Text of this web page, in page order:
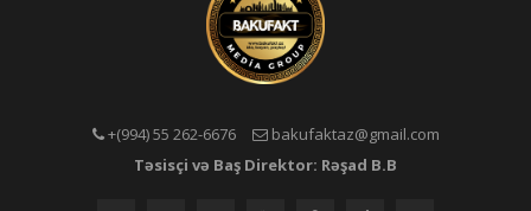
+(994) 55 262-6676
bakufaktaz@gmail.com
Təsisçi və Baş Direktor: Rəşad B.B